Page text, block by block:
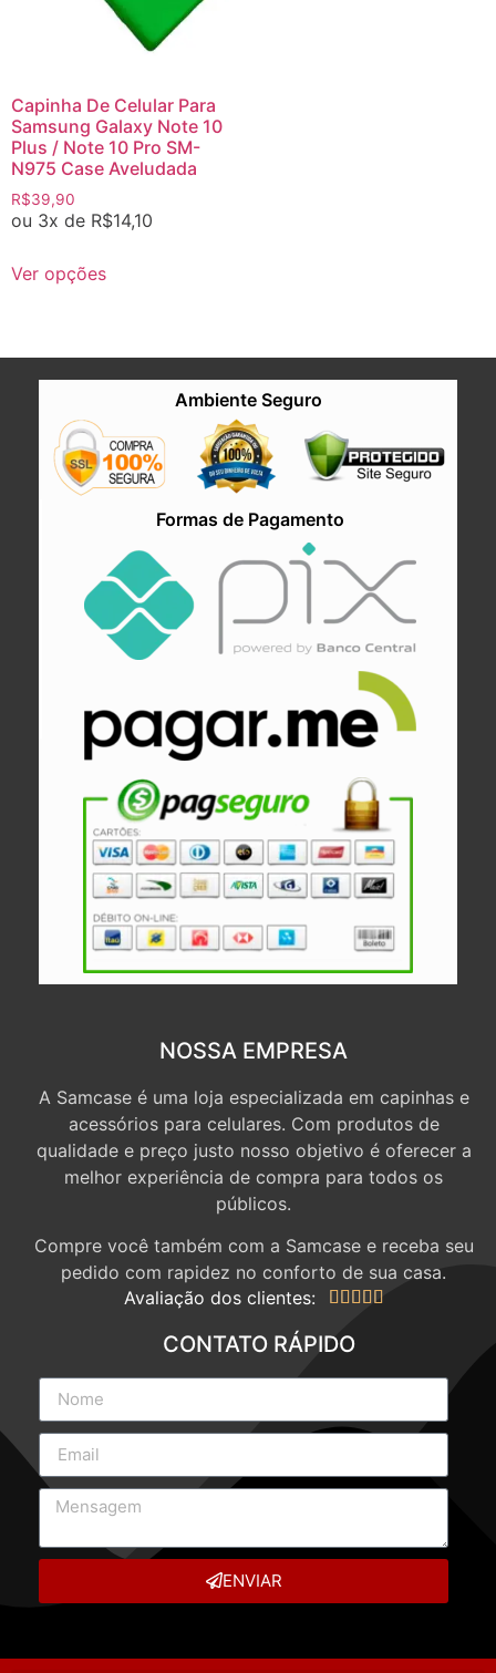
Capinha De Celular Para
Samsung Galaxy Note 10
Plus / Note 10 Pro SM-
N975 Case Aveludada
R$39,90
ou 3x de R$14,10
Ver opções
Ambiente Seguro
Formas de Pagamento
NOSSA EMPRESA
A Samcase é uma loja especializada em capinhas e
acessórios para celulares. Com produtos de
qualidade e preço justo nosso objetivo é oferecer a
melhor experiência de compra para todos os
públicos.
Compre você também com a Samcase e receba seu
pedido com rapidez no conforto de sua casa.
Avaliação dos clientes:
    
CONTATO RÁPIDO
ENVIAR